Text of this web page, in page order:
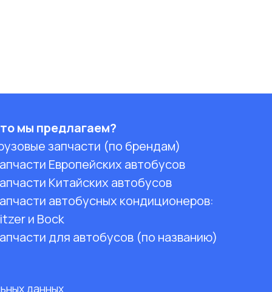
мы предлагаем?
запчасти (по брендам)
Европейских автобусов
Китайских автобусов
автобусных кондиционеров:
и Bock
для автобусов (по названию)
данных